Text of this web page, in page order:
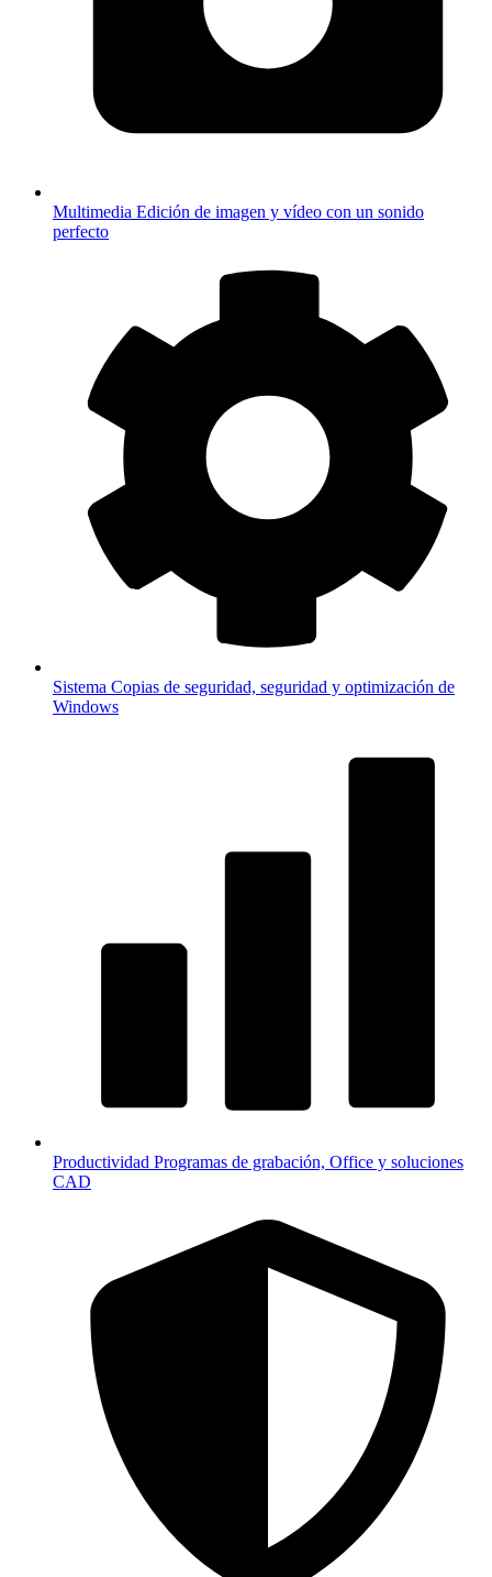
Multimedia Edición de imagen y vídeo con un sonido
perfecto
Sistema Copias de seguridad, seguridad y optimización de
Windows
Productividad Programas de grabación, Office y soluciones
CAD